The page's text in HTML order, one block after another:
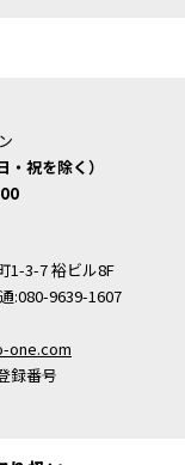
祝を除く）
1-3-7 裕ビル8F
:080-9639-1607
one.com
録番号